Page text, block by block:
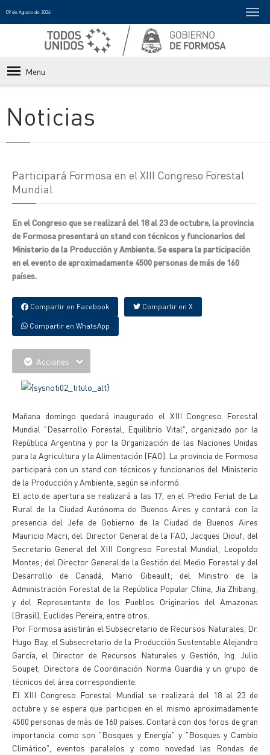
09 de Agosto de 2026
Menu
Noticias
Participará Formosa en el XIII Congreso Forestal
Mundial.
En el Congreso que se realizará del 18 al 23 de octubre, la provincia
de Formosa presentará un stand con técnicos y funcionarios del
Ministerio de la Producción y Ambiente. Se espera la participación
en el evento de aproximadamente 4500 personas de más de 160
países.
Compartir en Facebook Compartir en X
Compartir en WhatsApp
Acciones
Mañana domingo quedará inaugurado el XIII Congreso Forestal
Mundial "Desarrollo Forestal, Equilibrio Vital", organizado por la
República Argentina y por la Organización de las Naciones Unidas
para la Agricultura y la Alimentación (FAO). La provincia de Formosa
participará con un stand con técnicos y funcionarios del Ministerio
de la Producción y Ambiente, según se informó.
El acto de apertura se realizará a las 17, en el Predio Ferial de La
Rural de la Ciudad Autónoma de Buenos Aires y contará con la
presencia del Jefe de Gobierno de la Ciudad de Buenos Aires
Mauricio Macri, del Director General de la FAO, Jacques Diouf; del
Secretario General del XIII Congreso Forestal Mundial, Leopoldo
Montes; del Director General de la Gestión del Medio Forestal y del
Desarrollo de Canadá, Mario Gibeault; del Ministro de la
Administración Forestal de la República Popular China, Jia Zhibang;
y del Representante de los Pueblos Originarios del Amazonas
(Brasil), Euclides Pereira, entre otros.
Por Formosa asistirán el Subsecretario de Recursos Naturales, Dr.
Hugo Bay, el Subsecretario de la Producción Sustentable Alejandro
García, el Director de Recursos Naturales y Gestión, Ing. Julio
Soupet, Directora de Coordinación Norma Guardia y un grupo de
técnicos del área correspondiente.
El XIII Congreso Forestal Mundial se realizará del 18 al 23 de
octubre y se espera que participen en el mismo aproximadamente
4500 personas de más de 160 países. Contará con dos foros de gran
importancia como son "Bosques y Energía" y "Bosques y Cambio
Climático", eventos paralelos y como novedad las Rondas de